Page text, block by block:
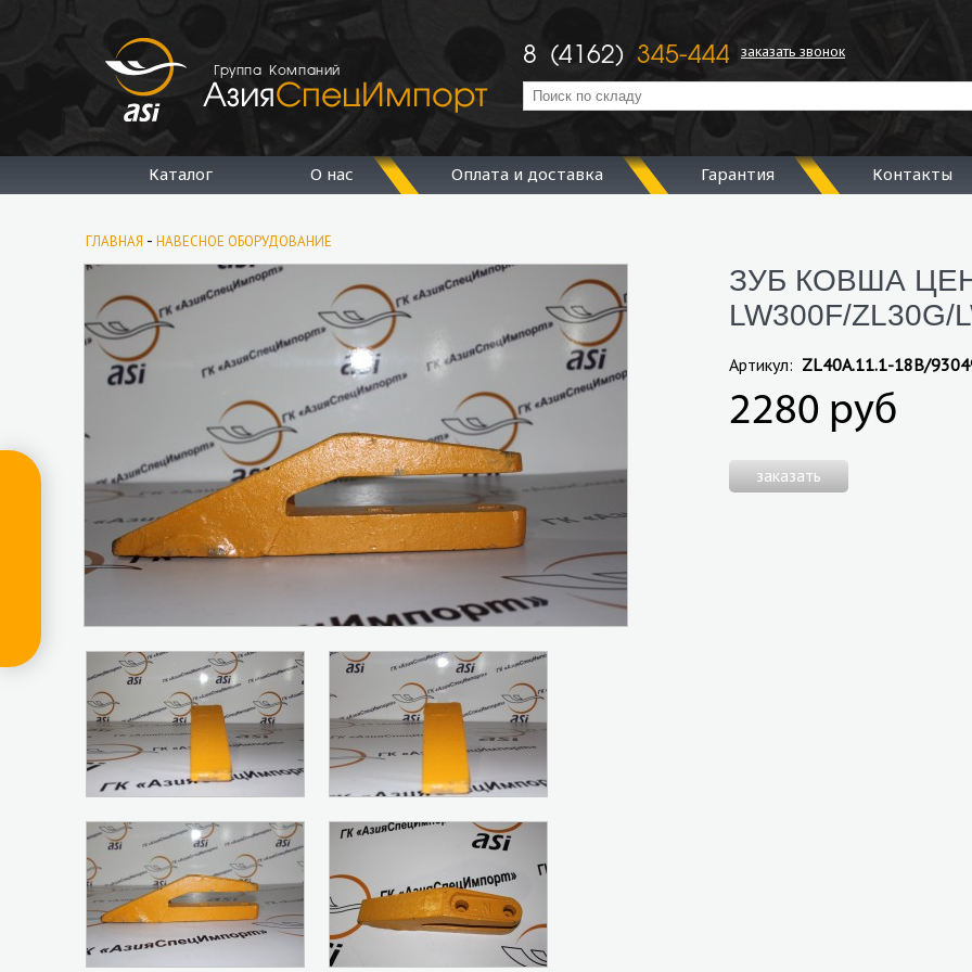
Группа Компаний
8 (4162) 345-444 заказать звонок
Каталог О нас Оплата и доставка Гарантия Контакты
ГЛАВНАЯ - НАВЕСНОЕ ОБОРУДОВАНИЕ
ЗУБ КОВША
LW300F/ZL30G/
Артикул: ZL40A.11.1-18B/
2280 руб
заказать